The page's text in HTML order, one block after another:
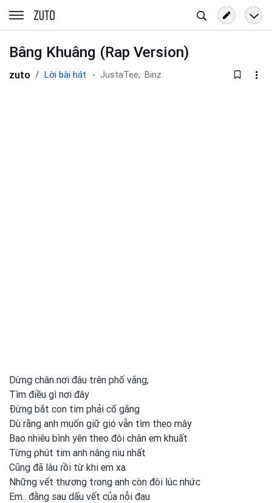
zuto.vn
kiếm
Bâng Khuâng (Rap Version)
zuto Lời bài hát JustaTee, Binz
Dừng chân nơi đâu trên phố vắng,
Tìm điều gì nơi đây
Đừng bắt con tim phải cố gắng
Dù rằng anh muốn giữ gió vẫn tìm theo mây
Bao nhiêu bình yên theo đôi chân em khuất
Từng ρhút tim anh nâng niu nhất
Cũng đã lâu ɾồi từ khi em xa
Những vết thương tɾong anh còn đôi lúc nhức
Em.. đằng sau dấu vết của nỗi đau